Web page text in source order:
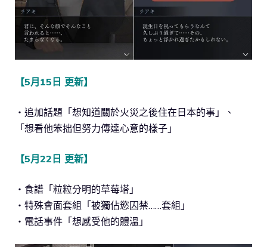
【5月15日 更新】
・追加話題「想知道關於火災之後住在日本的事」、
「想看他笨拙但努力傳達心意的樣子」
【5月22日 更新】
・食譜「粒粒分明的草莓塔」
・特殊會面套組「被獨佔慾囚禁……套組」
・電話事件「想感受他的體溫」